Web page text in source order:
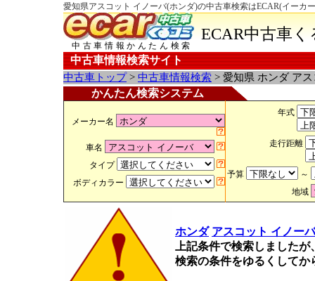
愛知県アスコット イノーバ(ホンダ)の中古車検索はECAR(イーカ
中古車情報かんたん検索
ECAR中古車
中古車情報検索サイト
中古車トップ> 中古車情報検索 > 愛知県 ホンダ ア
かんたん検索システム
メーカー名
車名
タイプ
ボディカラー
年式
走行距離
予算
～
地域
ホンダ アスコット イノーバ
上記条件で検索しました
検索の条件をゆるくして